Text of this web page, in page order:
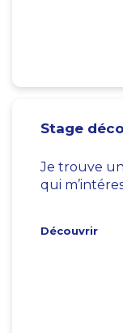
Stage
Je trouve
qui
Découvrir